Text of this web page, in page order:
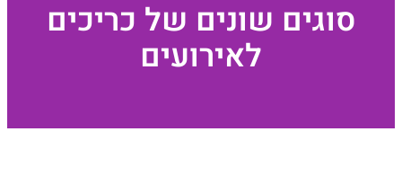
סוגים שונים של כריכים
לאירועים